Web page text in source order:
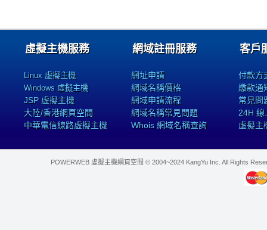
虛擬主機服務
Linux 虛擬主機
Windows 虛擬主機
JSP 虛擬主機
大陸/香港網頁空間
中華電信線路虛擬主機
網域註冊服務
網址申請
網域名稱價格
網域申請流程
網域名稱常見問題
Whois 網域名稱查詢
客戶
付款方
繳款通
常見問
24H 線
虛擬主
POWERWEB 虛擬主機網頁空間 © 2004~2024 KangYu Inc. All Rights